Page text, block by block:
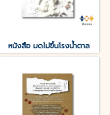
หนังสือ มดไม่ขึ้นโรงน้ำตาล